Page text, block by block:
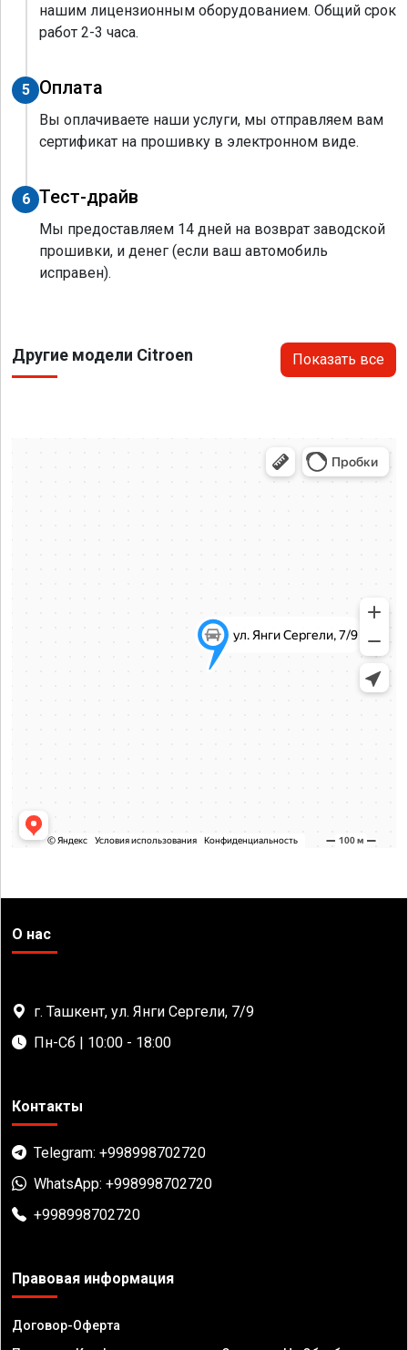
нашим лицензионным оборудованием. Общий срок
работ 2-3 часа.
5 Оплата
Вы оплачиваете наши услуги, мы отправляем вам
сертификат на прошивку в электронном виде.
6 Тест-драйв
Мы предоставляем 14 дней на возврат заводской
прошивки, и денег (если ваш автомобиль
исправен).
Другие модели Citroen Показать все
О нас
г. Ташкент, ул. Янги Сергели, 7/9
Пн-Сб | 10:00 - 18:00
Контакты
Telegram: +998998702720
WhatsApp: +998998702720
+998998702720
Правовая информация
Договор-Оферта